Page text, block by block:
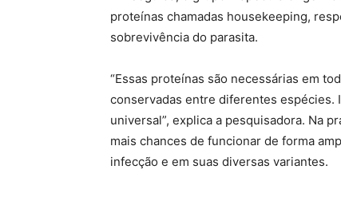
proteínas chamadas housekeeping,
sobrevivência do parasita.
“Essas proteínas são necessárias em
conservadas entre diferentes espécies.
universal”, explica a pesquisadora. Na
mais chances de funcionar de forma
infecção e em suas diversas variantes.